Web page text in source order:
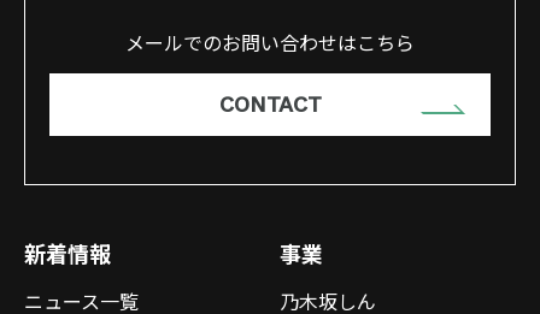
メールでのお問い合わせはこちら
CONTACT
新着情報
ニュース一覧
事業
乃木坂しん